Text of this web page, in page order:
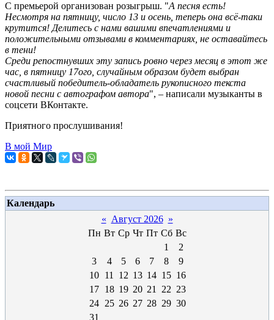
С премьерой организован розыгрыш. "А песня есть!
Несмотря на пятницу, число 13 и осень, теперь она всё-таки
крутится! Делитесь с нами вашими впечатлениями и
положительными отзывами в комментариях, не оставайтесь
в тени!
Среди репостнувших эту запись ровно через месяц в этот же
час, в пятницу 17ого, случайным образом будет выбран
счастливый победитель-обладатель рукописного текста
новой песни с автографом автора", – написали музыканты в
соцсети ВКонтакте.
Приятного прослушивания!
В мой Мир
Календарь
« Август 2026 »
Пн Вт Ср Чт Пт Сб Вс
1
2
3
4 5 6 7 8
9
10 11 12 13 14 15 16
17 18 19 20 21 22 23
24 25 26 27 28 29 30
31